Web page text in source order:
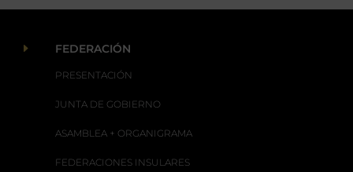
E FEDERACIÓN
PRESENTACIÓN
JUNTA DE GOBIERNO
ASAMBLEA + ORGANIGRAMA
FEDERACIONES INSULARES